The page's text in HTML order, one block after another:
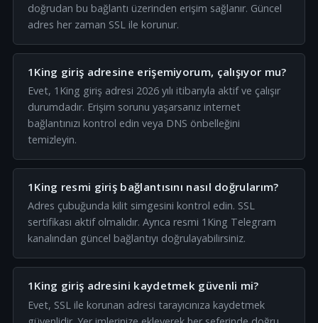
doğrudan bu bağlantı üzerinden erişim sağlanır. Güncel
adres her zaman SSL ile korunur.
1King giriş adresine erişemiyorum, çalışıyor mu?
Evet, 1King giriş adresi 2026 yılı itibarıyla aktif ve çalışır
durumdadır. Erişim sorunu yaşarsanız internet
bağlantınızı kontrol edin veya DNS önbelleğini
temizleyin.
1King resmi giriş bağlantısını nasıl doğrularım?
Adres çubuğunda kilit simgesini kontrol edin. SSL
sertifikası aktif olmalıdır. Ayrıca resmi 1King Telegram
kanalından güncel bağlantıyı doğrulayabilirsiniz.
1King giriş adresini kaydetmek güvenli mi?
Evet, SSL ile korunan adresi tarayıcınıza kaydetmek